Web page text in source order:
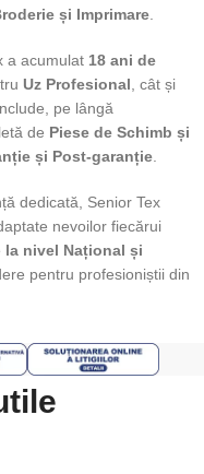
și Imprimare
a acumulat 18 ani de
Uz Profesional , cât și
pe lângă
de Piese de Schimb și
și Post-garanție
dedicată, Senior Tex
nevoilor fiecărui
la nivel Național și
pentru profesioniștii din